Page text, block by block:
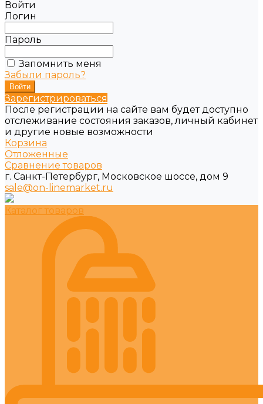
Войти
Логин
Пароль
Запомнить меня
Забыли пароль?
Зарегистрироваться
После регистрации на сайте вам будет доступно
отслеживание состояния заказов, личный кабинет
и другие новые возможности
Корзина
Отложенные
Сравнение товаров
г. Санкт-Петербург, Московское шоссе, дом 9
sale@on-linemarket.ru
Каталог товаров